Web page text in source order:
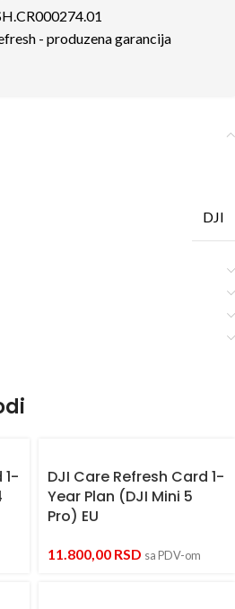
- produzena garancija
DJI
1-
DJI Care Refresh Card 1-
Year Plan (DJI Mini 5
Pro) EU
11.800,00 RSD sa PDV-om